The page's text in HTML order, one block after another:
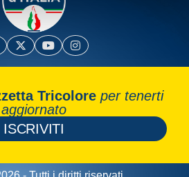
Tricolore per tenerti
aggiornato
ISCRIVITI